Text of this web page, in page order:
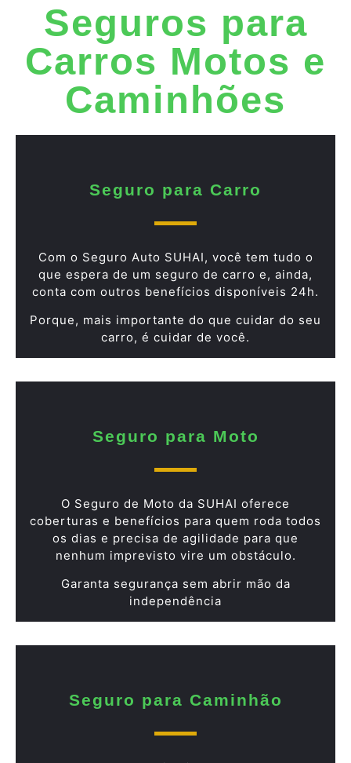
Seguros para
Carros Motos e
Caminhões
Seguro para Carro
Com o Seguro Auto SUHAI, você tem tudo o
que espera de um seguro de carro e, ainda,
conta com outros benefícios disponíveis 24h.
Porque, mais importante do que cuidar do seu
carro, é cuidar de você.
Seguro para Moto
O Seguro de Moto da SUHAI oferece
coberturas e benefícios para quem roda todos
os dias e precisa de agilidade para que
nenhum imprevisto vire um obstáculo.
Garanta segurança sem abrir mão da
independência
Seguro para Caminhão